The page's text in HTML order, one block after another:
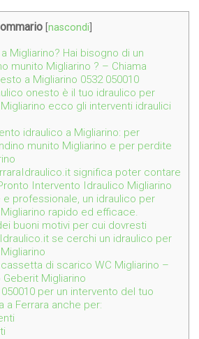
nascondi
Migliarino? Hai bisogno di un
munito Migliarino ? – Chiama
a Migliarino 0532 050010
onesto è il tuo idraulico per
ecco gli interventi idraulici
idraulico a Migliarino: per
munito Migliarino e per perdite
significa poter contare
Intervento Idraulico Migliarino
professionale, un idraulico per
rapido ed efficace.
buoni motivi per cui dovresti
se cerchi un idraulico per
di scarico WC Migliarino –
Migliarino
050010 per un intervento del tuo
a Ferrara anche per: